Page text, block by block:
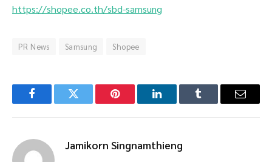
https://shopee.co.th/sbd-samsung
PR News Samsung Shopee
FacebookTwitter Pinterest LinkedInTumblr Email
Jamikorn Singnamthieng